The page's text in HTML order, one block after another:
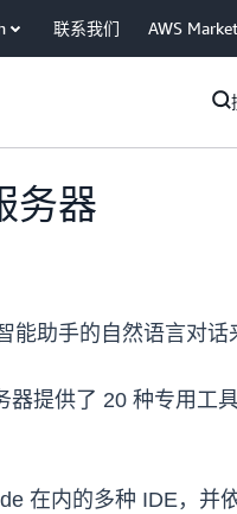
联系我们 AWS
务器
助手的自然语言对话
提供了 20 种专用工
在内的多种 IDE，并